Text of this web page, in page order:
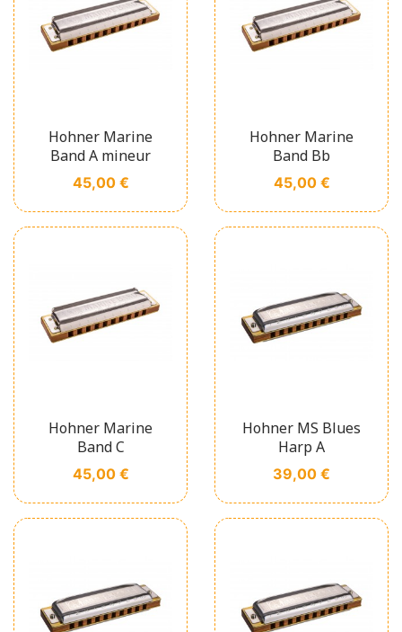
Hohner Marine
Band A mineur
Prix
45,00 €
Hohner Marine
Band Bb
Prix
45,00 €
Hohner Marine
Band C
Prix
45,00 €
Hohner MS Blues
Harp A
Prix
39,00 €